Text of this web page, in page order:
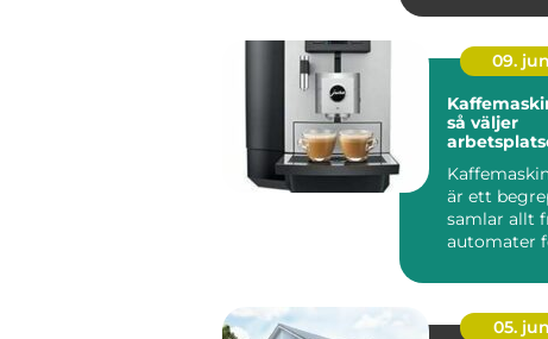
09. jun
så väljer
är ett
samlar allt
automater
05. jun